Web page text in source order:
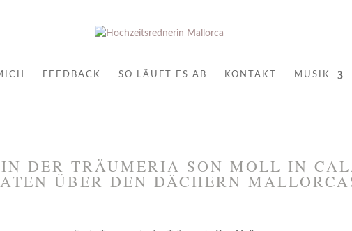
FEEDBACK SO LÄUFT ES AB KONTAKT MUSIK
DER TRÄUMERIA SON MOLL IN
ÜBER DEN DÄCHERN